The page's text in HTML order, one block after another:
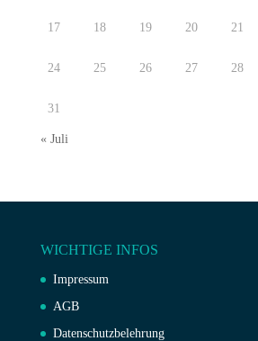
17 18 19 20 21
24 25 26 27 28
31
« Juli
WICHTIGE INFOS
Impressum
AGB
Datenschutzbelehrung